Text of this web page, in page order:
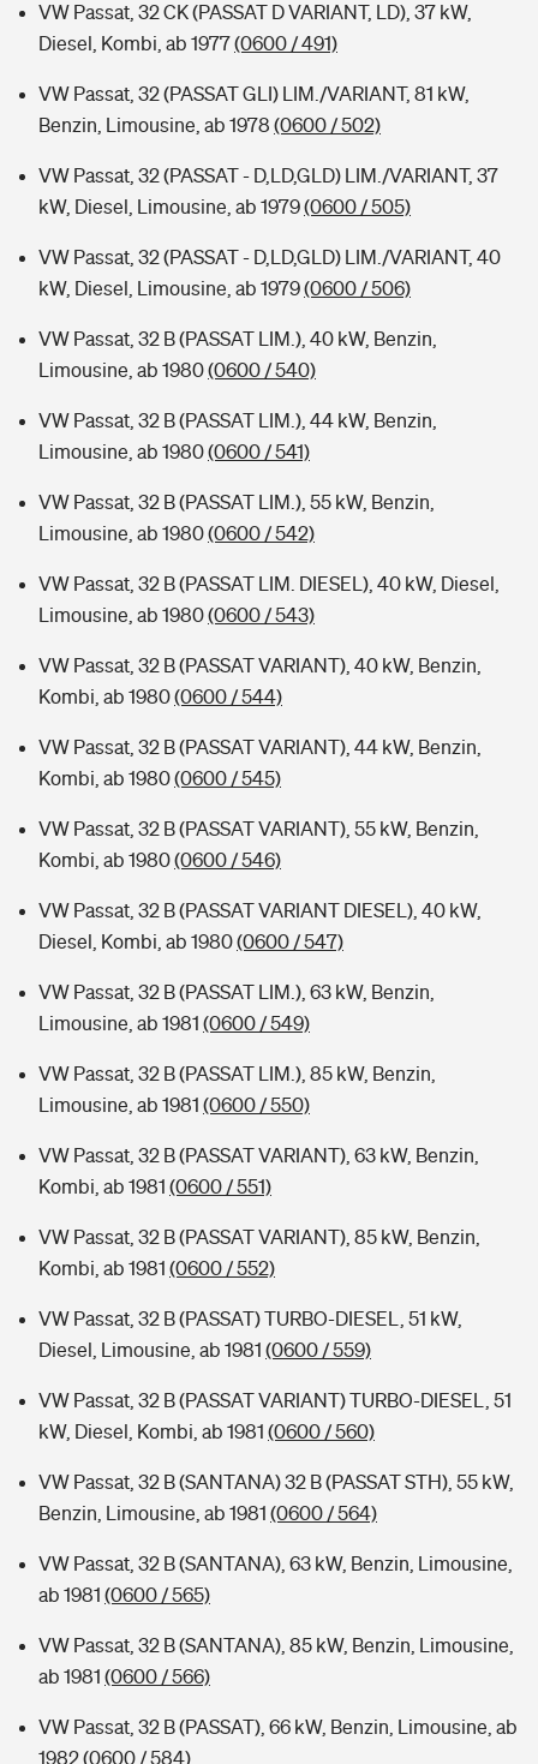
VW Passat, 32 CK (PASSAT D VARIANT, LD), 37 kW,
Diesel, Kombi, ab 1977(0600 / 491)
VW Passat, 32 (PASSAT GLI) LIM./VARIANT, 81 kW,
Benzin, Limousine, ab 1978 (0600 / 502)
VW Passat, 32 (PASSAT - D,LD,GLD) LIM./VARIANT, 37
kW, Diesel, Limousine, ab 1979(0600 / 505)
VW Passat, 32 (PASSAT - D,LD,GLD) LIM./VARIANT, 40
kW, Diesel, Limousine, ab 1979(0600 / 506)
VW Passat, 32 B (PASSAT LIM.), 40 kW, Benzin,
Limousine, ab 1980(0600 / 540)
VW Passat, 32 B (PASSAT LIM.), 44 kW, Benzin,
Limousine, ab 1980(0600 / 541)
VW Passat, 32 B (PASSAT LIM.), 55 kW, Benzin,
Limousine, ab 1980(0600 / 542)
VW Passat, 32 B (PASSAT LIM. DIESEL), 40 kW, Diesel,
Limousine, ab 1980(0600 / 543)
VW Passat, 32 B (PASSAT VARIANT), 40 kW, Benzin,
Kombi, ab 1980(0600 / 544)
VW Passat, 32 B (PASSAT VARIANT), 44 kW, Benzin,
Kombi, ab 1980(0600 / 545)
VW Passat, 32 B (PASSAT VARIANT), 55 kW, Benzin,
Kombi, ab 1980(0600 / 546)
VW Passat, 32 B (PASSAT VARIANT DIESEL), 40 kW,
Diesel, Kombi, ab 1980(0600 / 547)
VW Passat, 32 B (PASSAT LIM.), 63 kW, Benzin,
Limousine, ab 1981 (0600 / 549)
VW Passat, 32 B (PASSAT LIM.), 85 kW, Benzin,
Limousine, ab 1981 (0600 / 550)
VW Passat, 32 B (PASSAT VARIANT), 63 kW, Benzin,
Kombi, ab 1981 (0600 / 551)
VW Passat, 32 B (PASSAT VARIANT), 85 kW, Benzin,
Kombi, ab 1981 (0600 / 552)
VW Passat, 32 B (PASSAT) TURBO-DIESEL, 51 kW,
Diesel, Limousine, ab 1981 (0600 / 559)
VW Passat, 32 B (PASSAT VARIANT) TURBO-DIESEL, 51
kW, Diesel, Kombi, ab 1981 (0600 / 560)
VW Passat, 32 B (SANTANA) 32 B (PASSAT STH), 55 kW,
Benzin, Limousine, ab 1981 (0600 / 564)
VW Passat, 32 B (SANTANA), 63 kW, Benzin, Limousine,
ab 1981 (0600 / 565)
VW Passat, 32 B (SANTANA), 85 kW, Benzin, Limousine,
ab 1981 (0600 / 566)
VW Passat, 32 B (PASSAT), 66 kW, Benzin, Limousine, ab
1982(0600 / 584)